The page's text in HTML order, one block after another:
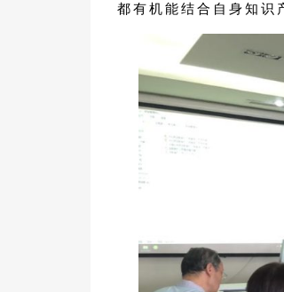
都有机能结合自身知识